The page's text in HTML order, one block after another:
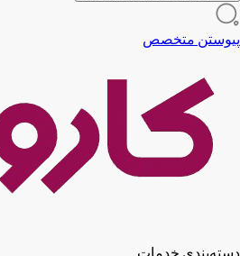
پیوستن متخصص
دسته‌بندی خدمات